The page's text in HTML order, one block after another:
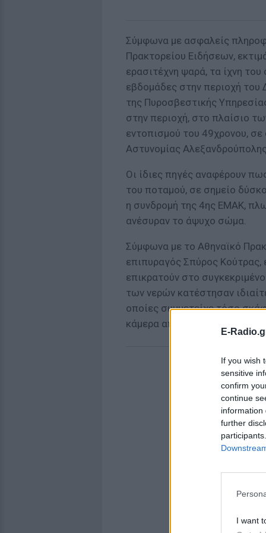
E-
If you wish
sensitive
confirm
continue
information
further
I want
Σύμφωνα με ασφαλείς
Πρακτορείου Ειδήσεων,
ερασιτέχνη ψαρά, τα ίχνη
εβδομάδες στην περιοχή του
της Πυροσβεστικής
στην περιοχή, στο πλαίσιο
εντοπισμού του 49χρονου, σε
Αστυνομίας
Οι ίδιες πηγές αναφέρουν
του ποταμού, σε σημείο
η συνδρομή της 4ης ΕΜΑΚ,
ανέσυραν το άψυχο σώμα.
Σύμφωνα με το Αθηναϊκό
επιπυραγός Σπύρος
επικρατούν στο
των νερών κατέστησαν
οποίες συμμετείχε τόσο
κάμερα από τη Θεσσαλονίκη.